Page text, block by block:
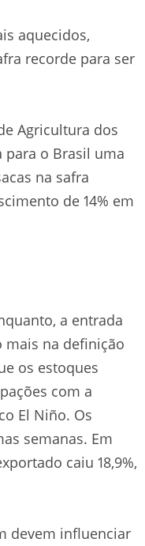
aquecidos,
recorde para ser
Agricultura dos
para o Brasil uma
na safra
de 14% em
a entrada
mais na definição
os estoques
com a
El Niño. Os
semanas. Em
caiu 18,9%,
devem influenciar